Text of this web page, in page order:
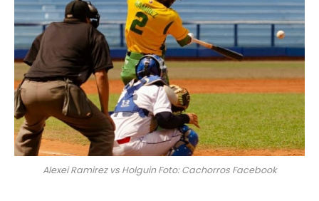
Alexei Ramirez vs Holguin Foto: Cachorros Facebook